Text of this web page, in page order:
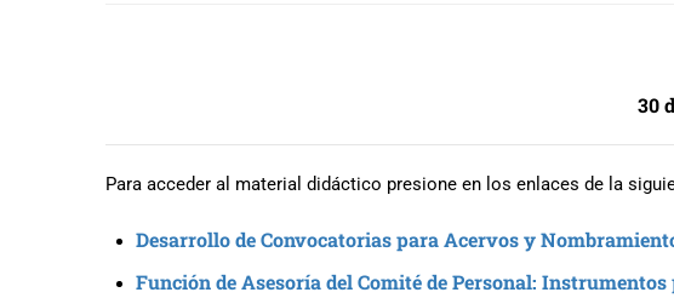
30
Para acceder al material didáctico presione en los enlaces de la
Desarrollo de Convocatorias para Acervos y
Función de Asesoría del Comité de Personal: